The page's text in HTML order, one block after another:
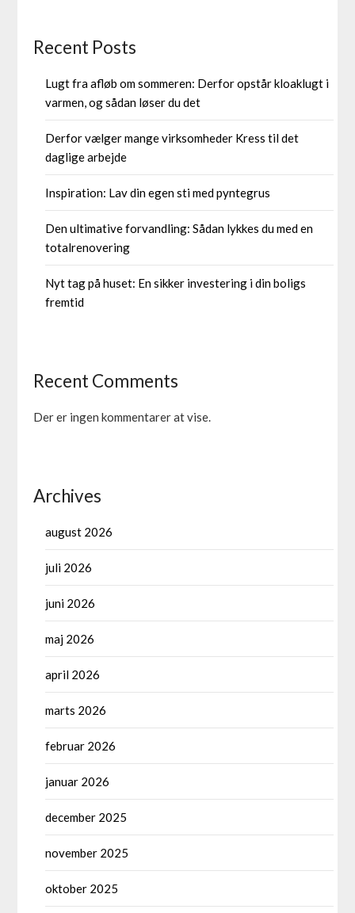
Recent Posts
Lugt fra afløb om sommeren: Derfor opstår kloaklugt i
varmen, og sådan løser du det
Derfor vælger mange virksomheder Kress til det
daglige arbejde
Inspiration: Lav din egen sti med pyntegrus
Den ultimative forvandling: Sådan lykkes du med en
totalrenovering
Nyt tag på huset: En sikker investering i din boligs
fremtid
Recent Comments
Der er ingen kommentarer at vise.
Archives
august 2026
juli 2026
juni 2026
maj 2026
april 2026
marts 2026
februar 2026
januar 2026
december 2025
november 2025
oktober 2025